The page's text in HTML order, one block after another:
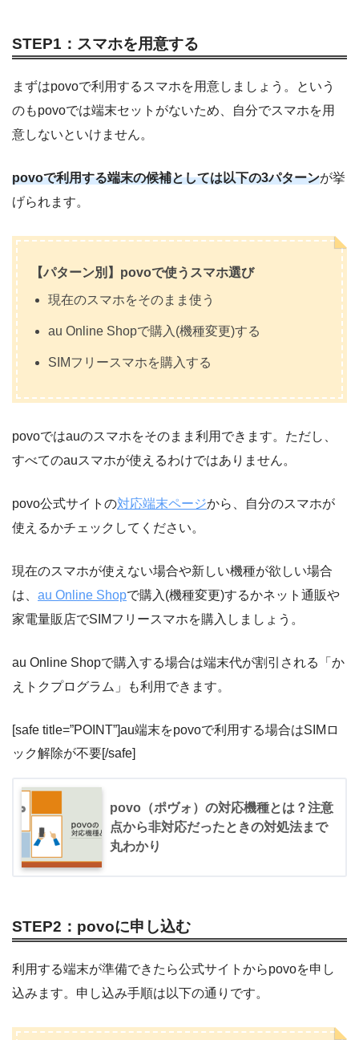
STEP1：スマホを用意する
まずはpovoで利用するスマホを用意しましょう。という
のもpovoでは端末セットがないため、自分でスマホを用
意しないといけません。
povoで利用する端末の候補としては以下の3パターンが挙
げられます。
【パターン別】povoで使うスマホ選び
現在のスマホをそのまま使う
au Online Shopで購入(機種変更)する
SIMフリースマホを購入する
povoではauのスマホをそのまま利用できます。ただし、
すべてのauスマホが使えるわけではありません。
povo公式サイトの対応端末ページから、自分のスマホが
使えるかチェックしてください。
現在のスマホが使えない場合や新しい機種が欲しい場合
は、 au Online Shopで購入(機種変更)するかネット通販や
家電量販店でSIMフリースマホを購入しましょう。
au Online Shopで購入する場合は端末代が割引される「か
えトクプログラム」も利用できます。
[safe title=”POINT”]au端末をpovoで利用する場合はSIMロ
ック解除が不要[/safe]
povo（ポヴォ）の対応機種とは？注意
点から非対応だったときの対処法まで
丸わかり
STEP2：povoに申し込む
利用する端末が準備できたら公式サイトからpovoを申し
込みます。申し込み手順は以下の通りです。